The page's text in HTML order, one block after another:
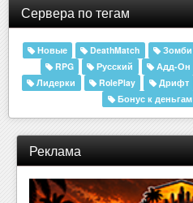
Сервера по тегам
Новые DeathMatch Зомби
RPG
Русский Адд-Он
Лидерки
RolePlay Дрифт
Бонус к деньгам
Реклама